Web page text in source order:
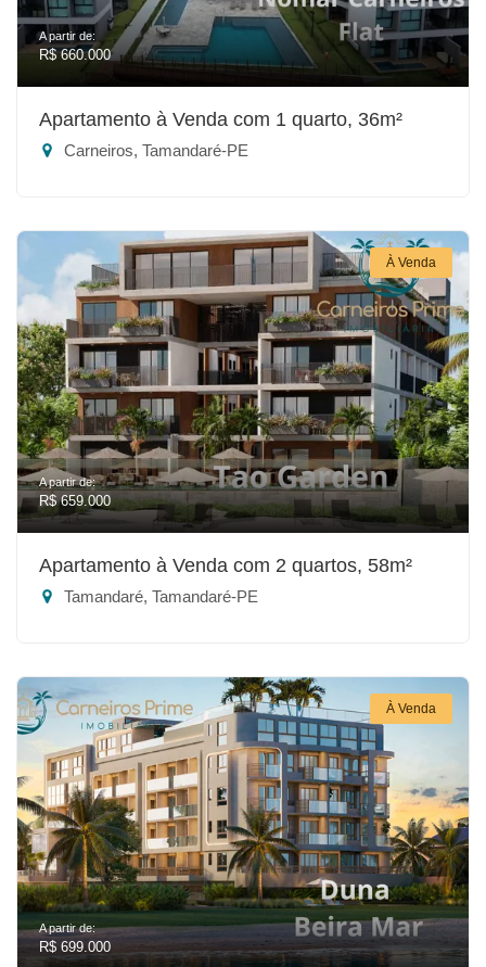
A partir de:
R$ 660.000
Apartamento à Venda com 1 quarto, 36m²
Carneiros, Tamandaré-PE
À Venda
A partir de:
R$ 659.000
Apartamento à Venda com 2 quartos, 58m²
Tamandaré, Tamandaré-PE
À Venda
A partir de:
R$ 699.000